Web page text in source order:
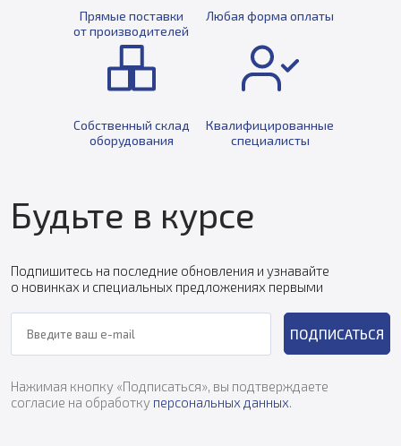
Прямые поставки
от производителей
Любая форма оплаты
Собственный склад
оборудования
Квалифицированные
специалисты
Будьте в курсе
Подпишитесь на последние обновления и узнавайте
о новинках и специальных предложениях первыми
ПОДПИСАТЬСЯ
Нажимая кнопку «Подписаться», вы подтверждаете
согласие на обработку персональных данных